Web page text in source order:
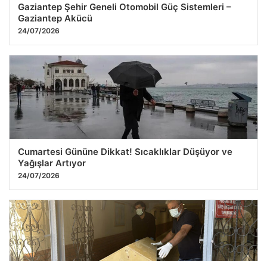
Gaziantep Şehir Geneli Otomobil Güç Sistemleri –
Gaziantep Akücü
24/07/2026
Cumartesi Gününe Dikkat! Sıcaklıklar Düşüyor ve
Yağışlar Artıyor
24/07/2026